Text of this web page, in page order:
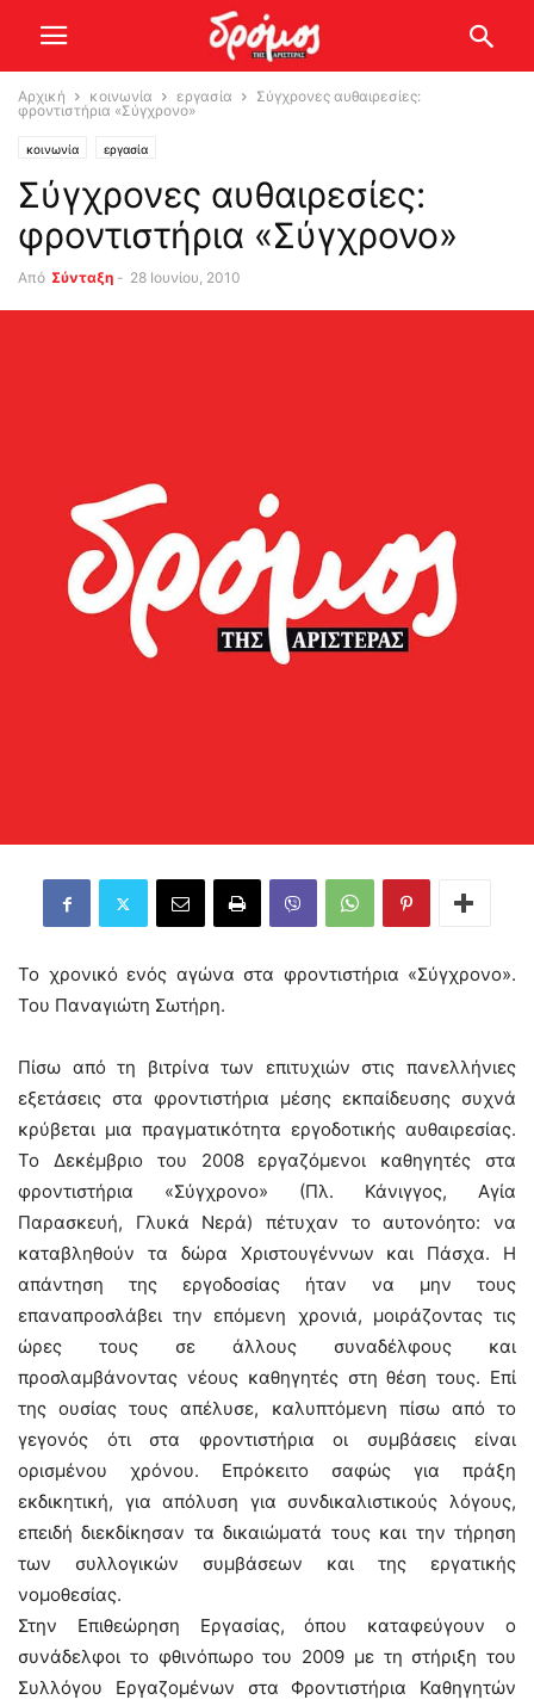
Αρχική κοινωνία εργασία
Σύγχρονες αυθαιρεσίες:
φροντιστήρια «Σύγχρονο»
κοινωνία εργασία
Σύγχρονες αυθαιρεσίες:
φροντιστήρια «Σύγχρονο»
Από Σύνταξη - 28 Ιουνίου, 2010
Το χρονικό ενός αγώνα στα φροντιστήρια «Σύγχρονο».
Του Παναγιώτη Σωτήρη.
Πίσω από τη βιτρίνα των επιτυχιών στις πανελλήνιες
εξετάσεις στα φροντιστήρια μέσης εκπαίδευσης συχνά
κρύβεται μια πραγματικότητα εργοδοτικής αυθαιρεσίας.
Το Δεκέμβριο του 2008 εργαζόμενοι καθηγητές στα
φροντιστήρια «Σύγχρονο» (Πλ. Κάνιγγος, Αγία
Παρασκευή, Γλυκά Νερά) πέτυχαν το αυτονόητο: να
καταβληθούν τα δώρα Χριστουγέννων και Πάσχα. Η
απάντηση της εργοδοσίας ήταν να μην τους
επαναπροσλάβει την επόμενη χρονιά, μοιράζοντας τις
ώρες τους σε άλλους συναδέλφους και
προσλαμβάνοντας νέους καθηγητές στη θέση τους. Επί
της ουσίας τους απέλυσε, καλυπτόμενη πίσω από το
γεγονός ότι στα φροντιστήρια οι συμβάσεις είναι
ορισμένου χρόνου. Επρόκειτο σαφώς για πράξη
εκδικητική, για απόλυση για συνδικαλιστικούς λόγους,
επειδή διεκδίκησαν τα δικαιώματά τους και την τήρηση
των συλλογικών συμβάσεων και της εργατικής
νομοθεσίας.
Στην Επιθεώρηση Εργασίας, όπου καταφεύγουν ο
συνάδελφοι το φθινόπωρο του 2009 με τη στήριξη του
Συλλόγου Εργαζομένων στα Φροντιστήρια Καθηγητών